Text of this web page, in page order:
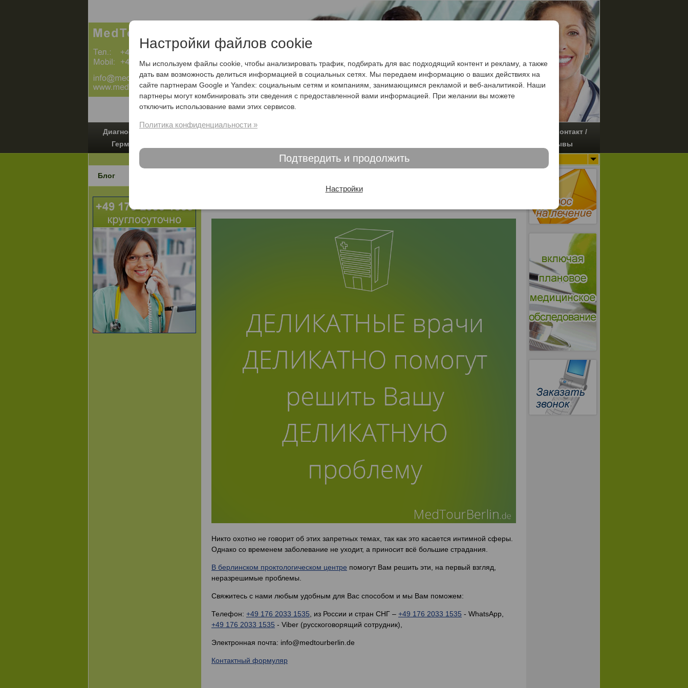
Диагностика в
Германии
Лечение в
О нас / Контакт /
Отзывы
Блог
MedTourBerlin: Деликатные проблемы
Никто охотно не говорит об этих запретных темах, так как это касается интимной сферы.
Однако со временем заболевание не уходит, а приносит всё большие страдания.
В берлинском проктологическом центре помогут Вам решить эти, на первый взгляд,
неразрешимые проблемы.
Свяжитесь с нами любым удобным для Вас способом и мы Вам поможем:
Телефон: +49 176 2033 1535 , из России и стран СНГ ‒ +49 176 2033 1535 - WhatsApp,
+49 176 2033 1535 - Viber (русскоговорящий сотрудник),
Электронная почта: info@medtourberlin.de
Контактный формуляр
Настройки файлов cookie
Мы используем файлы cookie, чтобы анализировать трафик, подбирать для вас подходящий контент и рекламу, а также
дать вам возможность делиться информацией в социальных сетях. Мы передаем информацию о ваших действиях на
сайте партнерам Google и Yandex: социальным сетям и компаниям, занимающимся рекламой и веб-аналитикой. Наши
партнеры могут комбинировать эти сведения с предоставленной вами информацией. При желании вы можете
отключить использование вами этих сервисов.
Политика конфиденциальности »
Подтвердить и продолжить
Настройки